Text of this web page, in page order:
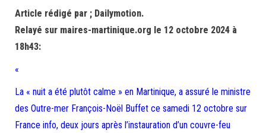
Article rédigé par ; Dailymotion.
Relayé sur maires-martinique.org le 12 octobre 2024 à
18h43:
«
La « nuit a été plutôt calme » en Martinique, a assuré le ministre
des Outre-mer François-Noël Buffet ce samedi 12 octobre sur
France info, deux jours après l’instauration d’un couvre-feu